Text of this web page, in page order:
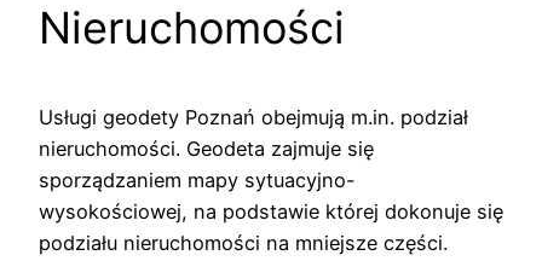
Nieruchomości
Usługi geodety Poznań obejmują m.in. podział
nieruchomości. Geodeta zajmuje się
sporządzaniem mapy sytuacyjno-
wysokościowej, na podstawie której dokonuje się
podziału nieruchomości na mniejsze części.